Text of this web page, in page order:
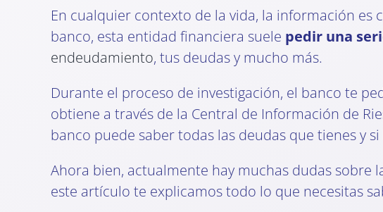
En cualquier contexto de la vida, la información
banco, esta entidad financiera suele pedir una
endeudamiento, tus deudas y mucho más.
Durante el proceso de investigación, el banco te
obtiene a través de la Central de Información de
banco puede saber todas las deudas que tienes y
Ahora bien, actualmente hay muchas dudas sobre
este artículo te explicamos todo lo que necesitas